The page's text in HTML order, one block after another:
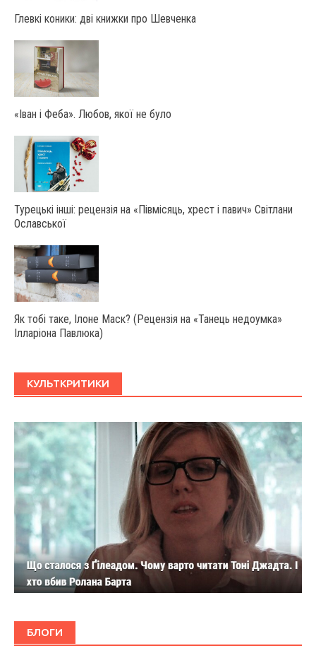
Глевкі коники: дві книжки про Шевченка
«Іван і Феба». Любов, якої не було
Турецькі інші: рецензія на «Півмісяць, хрест і павич» Світлани
Ославської
Як тобі таке, Ілоне Маск? (Рецензія на «Танець недоумка»
Ілларіона Павлюка)
КУЛЬТКРИТИКИ
БЛОГИ